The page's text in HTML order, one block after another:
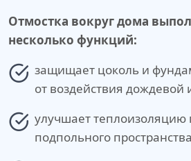
Отмостка вокруг дома
несколько функций:
защищает цоколь и
от воздействия дождевой
улучшает теплоизоляцию
подпольного